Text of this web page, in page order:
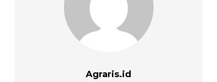
Agraris.id